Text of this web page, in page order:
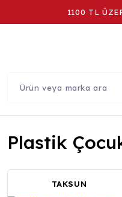
1100 TL
Plastik
TAKSUN